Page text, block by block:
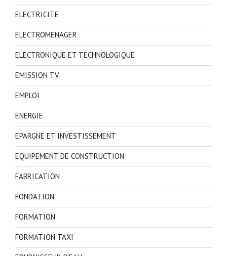
ELECTRICITE
ELECTROMENAGER
ELECTRONIQUE ET TECHNOLOGIQUE
EMISSION TV
EMPLOI
ENERGIE
EPARGNE ET INVESTISSEMENT
EQUIPEMENT DE CONSTRUCTION
FABRICATION
FONDATION
FORMATION
FORMATION TAXI